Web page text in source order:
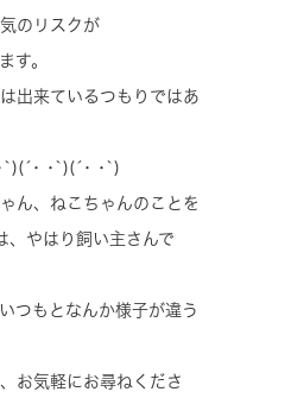
のリスクが
す。
出来ているつもりではあ
`)(´･ ･`)(´･ ･`)
ん、ねこちゃんのことを
、やはり飼い主さんで
つもとなんか様子が違う
お気軽にお尋ねくださ